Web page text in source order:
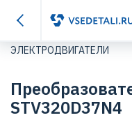
ЭЛЕКТРОДВИГАТЕЛИ
STV320D37N4